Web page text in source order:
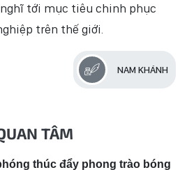
tới mục tiêu chinh phục
trên thế giới.
NAM KHÁNH
TÂM
thúc đẩy phong trào bóng